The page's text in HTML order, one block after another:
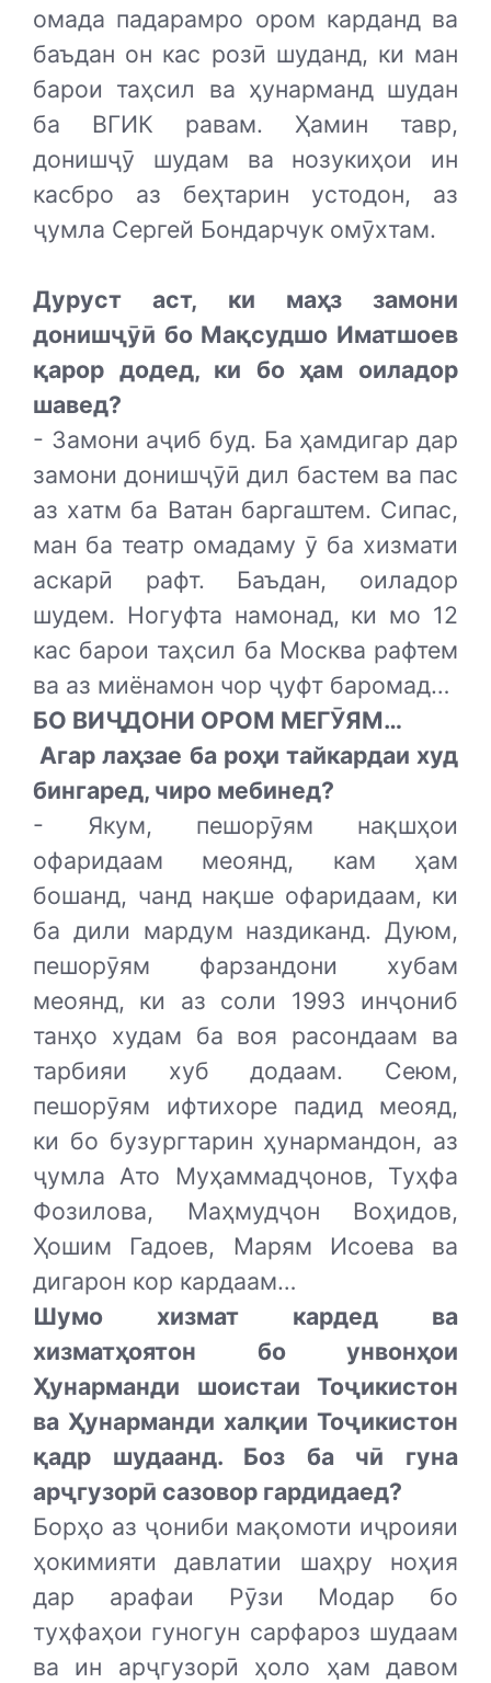
омада падарамро ором карданд ва
баъдан он кас розӣ шуданд, ки ман
барои таҳсил ва ҳунарманд шудан
ба ВГИК равам. Ҳамин тавр,
донишҷӯ шудам ва нозукиҳои ин
касбро аз беҳтарин устодон, аз
ҷумла Сергей Бондарчук омӯхтам.
Дуруст аст, ки маҳз замони
донишҷӯӣ бо Мақсудшо Иматшоев
қарор додед, ки бо ҳам оиладор
шавед?
- Замони аҷиб буд. Ба ҳамдигар дар
замони донишҷӯӣ дил бастем ва пас
аз хатм ба Ватан баргаштем. Сипас,
ман ба театр омадаму ӯ ба хизмати
аскарӣ рафт. Баъдан, оиладор
шудем. Ногуфта намонад, ки мо 12
кас барои таҳсил ба Москва рафтем
ва аз миёнамон чор ҷуфт баромад…
БО ВИҶДОНИ ОРОМ МЕГӮЯМ…
Агар лаҳзае ба роҳи тайкардаи худ
бингаред, чиро мебинед?
- Якум, пешорӯям нақшҳои
офаридаам меоянд, кам ҳам
бошанд, чанд нақше офаридаам, ки
ба дили мардум наздиканд. Дуюм,
пешорӯям фарзандони хубам
меоянд, ки аз соли 1993 инҷониб
танҳо худам ба воя расондаам ва
тарбияи хуб додаам. Сеюм,
пешорӯям ифтихоре падид меояд,
ки бо бузургтарин ҳунармандон, аз
ҷумла Ато Муҳаммадҷонов, Туҳфа
Фозилова, Маҳмудҷон Воҳидов,
Ҳошим Гадоев, Марям Исоева ва
дигарон кор кардаам…
Шумо хизмат кардед ва
хизматҳоятон бо унвонҳои
Ҳунарманди шоистаи Тоҷикистон
ва Ҳунарманди халқии Тоҷикистон
қадр шудаанд. Боз ба чӣ гуна
арҷгузорӣ сазовор гардидаед?
Борҳо аз ҷониби мақомоти иҷроияи
ҳокимияти давлатии шаҳру ноҳия
дар арафаи Рӯзи Модар бо
туҳфаҳои гуногун сарфароз шудаам
ва ин арҷгузорӣ ҳоло ҳам давом